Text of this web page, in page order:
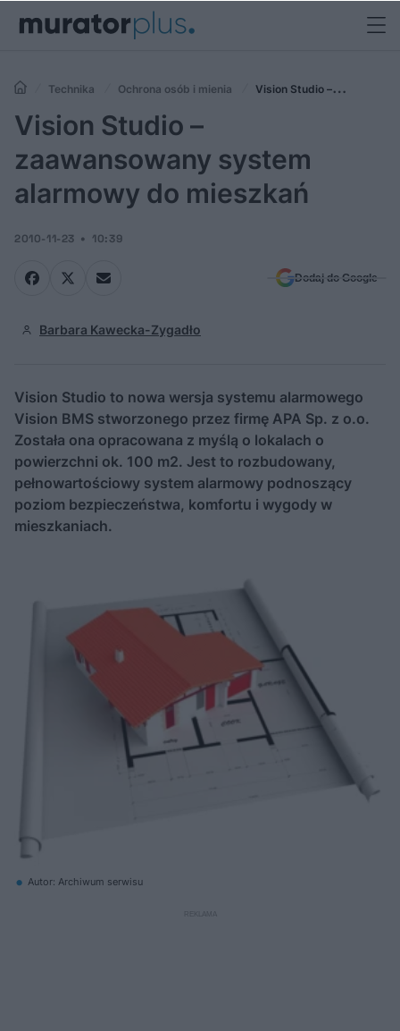
Technika Ochrona osób i mienia
Vision Studio –
zaawansowany system alarmowy do mieszkań
Vision Studio –
zaawansowany system
alarmowy do mieszkań
2010-11-23 10:39
Dodaj do Google
Barbara Kawecka-Zygadło
Vision Studio to nowa wersja systemu alarmowego
Vision BMS stworzonego przez firmę APA Sp. z o.o.
Została ona opracowana z myślą o lokalach o
powierzchni ok. 100 m2. Jest to rozbudowany,
pełnowartościowy system alarmowy podnoszący
poziom bezpieczeństwa, komfortu i wygody w
mieszkaniach.
Autor: Archiwum serwisu